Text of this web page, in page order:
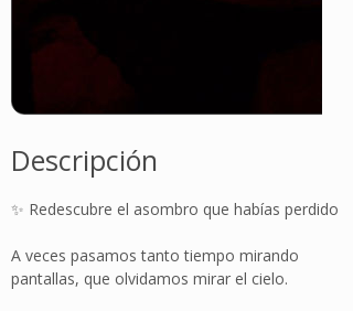
Descripción
✨ Redescubre el asombro que habías perdido
A veces pasamos tanto tiempo mirando
pantallas, que olvidamos mirar el cielo.